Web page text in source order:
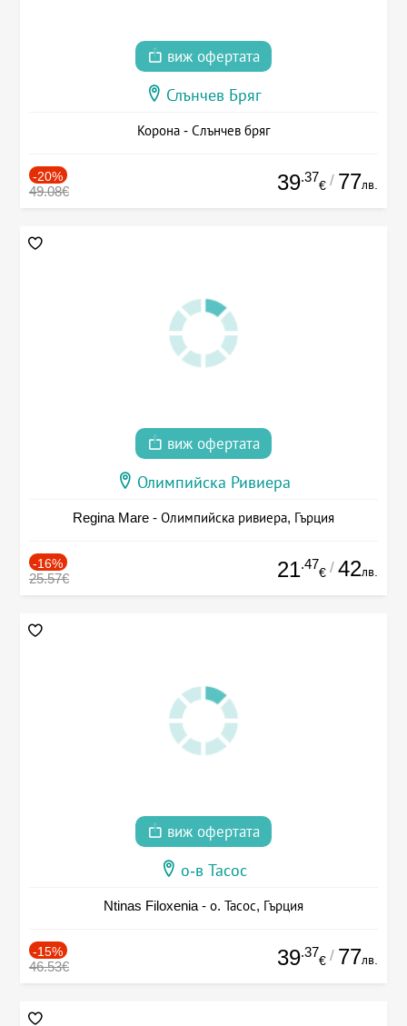
виж офертата
Слънчев Бряг
Корона - Слънчев бряг
-20%
49.08€ 39.37
€ / 77лв.
виж офертата
Олимпийска Ривиера
Regina Mare - Олимпийска ривиера, Гърция
-16%
25.57€ 21.47
€ / 42лв.
виж офертата
о-в Тасос
Ntinas Filoxenia - о. Тасос, Гърция
-15%
46.53€ 39.37
€ / 77лв.